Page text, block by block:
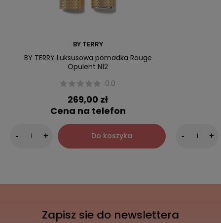
BY TERRY
BY TERRY Luksusowa pomadka Rouge
Opulent N12
0.0
269,00 zł
Cena na telefon
- + Do koszyka - +
Zapisz sie do newslettera